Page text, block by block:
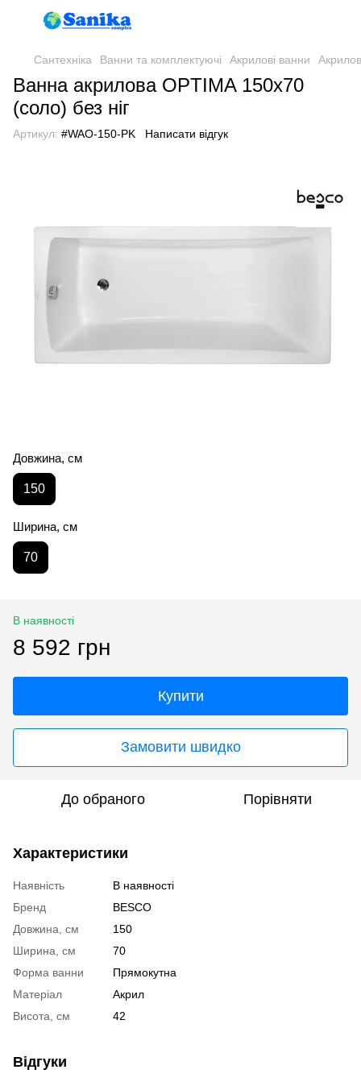
Сантехніка Ванни та комплектуючі Акрилові ванни
Ванна акрилова OPTIMA 150х70
(соло) без ніг
Артикул: #WAO-150-PK Написати відгук
Довжина, см
150
Ширина, см
70
В наявності
8 592 грн
Купити
Замовити швидко
До обраного Порівняти
Характеристики
Наявність
В наявності
Бренд
BESCO
Довжина, см
150
Ширина, см
70
Форма ванни
Прямокутна
Матеріал
Акрил
Висота, см
42
Відгуки